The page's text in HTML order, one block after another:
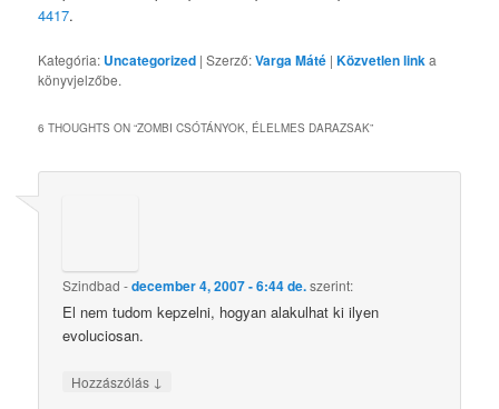
4417.
Kategória: Uncategorized | Szerző:Varga Máté |Közvetlen linka
könyvjelzőbe.
6 THOUGHTS ON “ZOMBI CSÓTÁNYOK, ÉLELMES DARAZSAK”
Szindbad -december 4, 2007 - 6:44 de.szerint:
El nem tudom kepzelni, hogyan alakulhat ki ilyen
evoluciosan.
Hozzászólás ↓